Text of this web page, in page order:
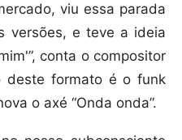
viu essa parada
versões, e teve a ideia
conta o compositor
deste formato é o funk
o axé “Onda onda”.